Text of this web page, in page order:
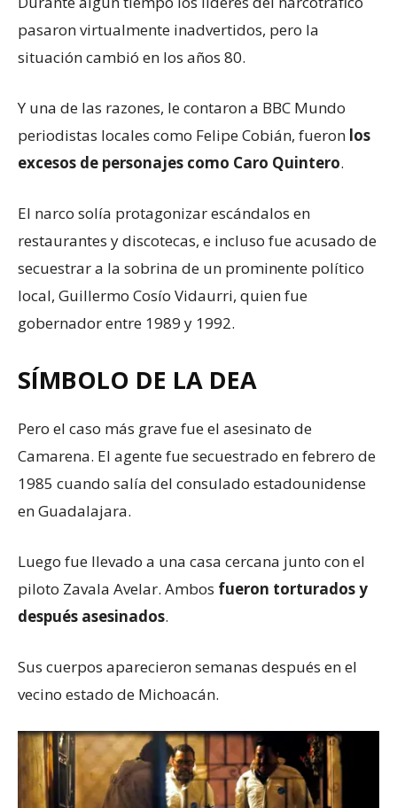
pasaron virtualmente inadvertidos, pero la
situación cambió en los años 80.
Y una de las razones, le contaron a BBC Mundo
periodistas locales como Felipe Cobián, fueron los
excesos de personajes como Caro Quintero.
El narco solía protagonizar escándalos en
restaurantes y discotecas, e incluso fue acusado de
secuestrar a la sobrina de un prominente político
local, Guillermo Cosío Vidaurri, quien fue
gobernador entre 1989 y 1992.
SÍMBOLO DE LA DEA
Pero el caso más grave fue el asesinato de
Camarena. El agente fue secuestrado en febrero de
1985 cuando salía del consulado estadounidense
en Guadalajara.
Luego fue llevado a una casa cercana junto con el
piloto Zavala Avelar. Ambos fueron torturados y
después asesinados.
Sus cuerpos aparecieron semanas después en el
vecino estado de Michoacán.